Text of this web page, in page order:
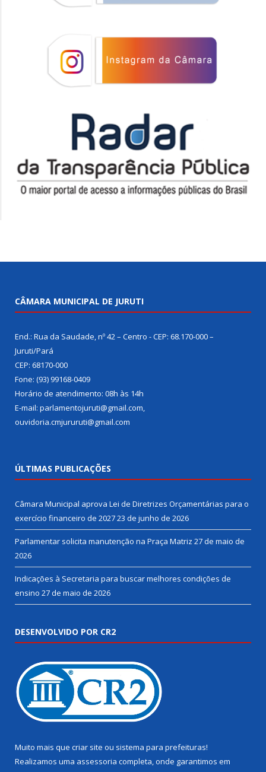
CÂMARA MUNICIPAL DE JURUTI
End.: Rua da Saudade, nº 42 – Centro - CEP: 68.170-000 –
Juruti/Pará
CEP: 68170-000
Fone: (93) 99168-0409
Horário de atendimento: 08h às 14h
E-mail: parlamentojuruti@gmail.com,
ouvidoria.cmjururuti@gmail.com
ÚLTIMAS PUBLICAÇÕES
Câmara Municipal aprova Lei de Diretrizes Orçamentárias para o
exercício financeiro de 202723 de junho de 2026
Parlamentar solicita manutenção na Praça Matriz 27 de maio de
2026
Indicações à Secretaria para buscar melhores condições de
ensino 27 de maio de 2026
DESENVOLVIDO POR CR2
Muito mais que criar site ou sistema para prefeituras!
Realizamos uma assessoria completa, onde garantimos em